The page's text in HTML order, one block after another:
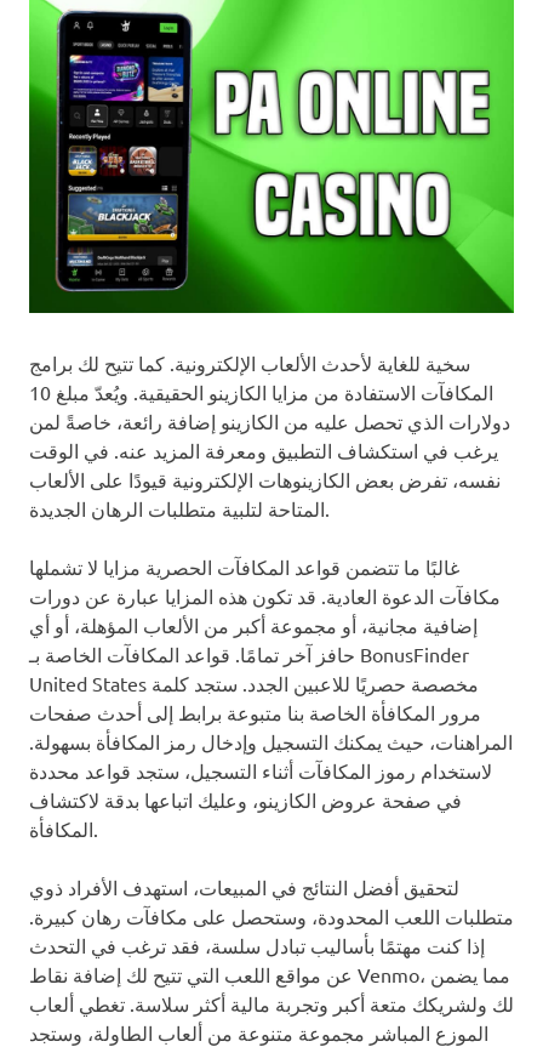
سخية للغاية لأحدث الألعاب الإلكترونية. كما تتيح لك برامج
المكافآت الاستفادة من مزايا الكازينو الحقيقية. ويُعدّ مبلغ 10
دولارات الذي تحصل عليه من الكازينو إضافة رائعة، خاصةً لمن
يرغب في استكشاف التطبيق ومعرفة المزيد عنه. في الوقت
نفسه، تفرض بعض الكازينوهات الإلكترونية قيودًا على الألعاب
المتاحة لتلبية متطلبات الرهان الجديدة.
غالبًا ما تتضمن قواعد المكافآت الحصرية مزايا لا تشملها
مكافآت الدعوة العادية. قد تكون هذه المزايا عبارة عن دورات
إضافية مجانية، أو مجموعة أكبر من الألعاب المؤهلة، أو أي
حافز آخر تمامًا. قواعد المكافآت الخاصة بـ BonusFinder
United States مخصصة حصريًا للاعبين الجدد. ستجد كلمة
مرور المكافأة الخاصة بنا متبوعة برابط إلى أحدث صفحات
المراهنات، حيث يمكنك التسجيل وإدخال رمز المكافأة بسهولة.
لاستخدام رموز المكافآت أثناء التسجيل، ستجد قواعد محددة
في صفحة عروض الكازينو، وعليك اتباعها بدقة لاكتشاف
المكافأة.
لتحقيق أفضل النتائج في المبيعات، استهدف الأفراد ذوي
متطلبات اللعب المحدودة، وستحصل على مكافآت رهان كبيرة.
إذا كنت مهتمًا بأساليب تبادل سلسة، فقد ترغب في التحدث
عن مواقع اللعب التي تتيح لك إضافة نقاط Venmo، مما يضمن
لك ولشريكك متعة أكبر وتجربة مالية أكثر سلاسة. تغطي ألعاب
الموزع المباشر مجموعة متنوعة من ألعاب الطاولة، وستجد